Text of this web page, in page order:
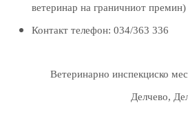
ветеринар на граничниот премин)
Контакт телефон: 034/363 336
Ветеринарно инспекциско
Делчево,